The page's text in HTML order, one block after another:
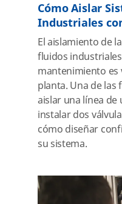
Cómo Aislar
Industriales
El aislamiento de
fluidos
mantenimiento es
planta. Una de las
aislar una línea de
instalar dos
cómo diseñar
su sistema.